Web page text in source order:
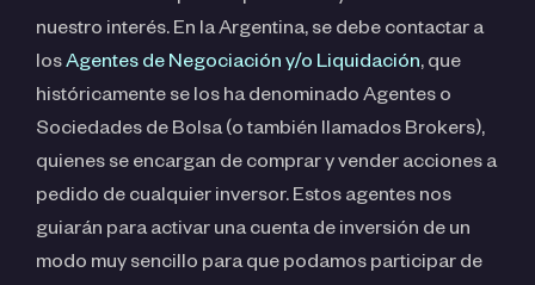
nuestro interés. En la Argentina, se debe contactar a
losAgentes de Negociación y/o Liquidación, que
históricamente se los ha denominado Agentes o
Sociedades de Bolsa (o también llamados Brokers),
quienes se encargan de comprar y vender acciones a
pedido de cualquier inversor. Estos agentes nos
guiarán para activar una cuenta de inversión de un
modo muy sencillo para que podamos participar de